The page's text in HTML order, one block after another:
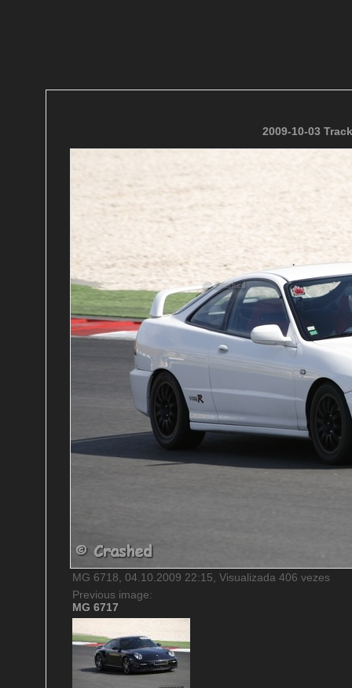
2009-10-03
MG 6718, 04.10.2009 22:15, Visualizada 406 vezes
Previous image:
MG 6717